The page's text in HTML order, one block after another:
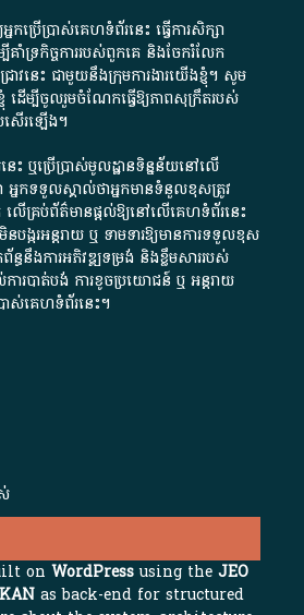
ប្រើប្រាស់គេហទំព័រនេះ ធ្វើការសិក្សា
បីគាំទ្រកិច្ចការ​របស់ពួកគេ និងចែករំលែក
ាវនេះ ជាមួយនឹងក្រុមការងារយើងខ្ញុំ។ សូម
ដើម្បីចូលរួមចំណែកធ្វើឱ្យភាពសុក្រឹតរបស់
សើរឡើង។
ះ ឬប្រើប្រាស់មូលដ្ឋានទិន្នន័យនៅលើ
នកទទួលស្គាល់ថាអ្នកមានទំនួលខុសត្រូវ
លើគ្រប់ព័ត៌មានផ្តល់ឱ្យនៅលើគេហទំព័រនេះ
ង្ករអន្តរាយ ឬ ទាមទារ​ឱ្យមានការទទួលខុស​
ន្ធនឹងការអភិវឌ្ឍទម្រង់ និងខ្លឹមសាររបស់
ារបាត់បង់ ការខូចប្រយោជន៍ ឬ អន្តរាយ
ាស់គេហទំព័រនេះ។
onWordPressusing theJEO
as back-end for structured